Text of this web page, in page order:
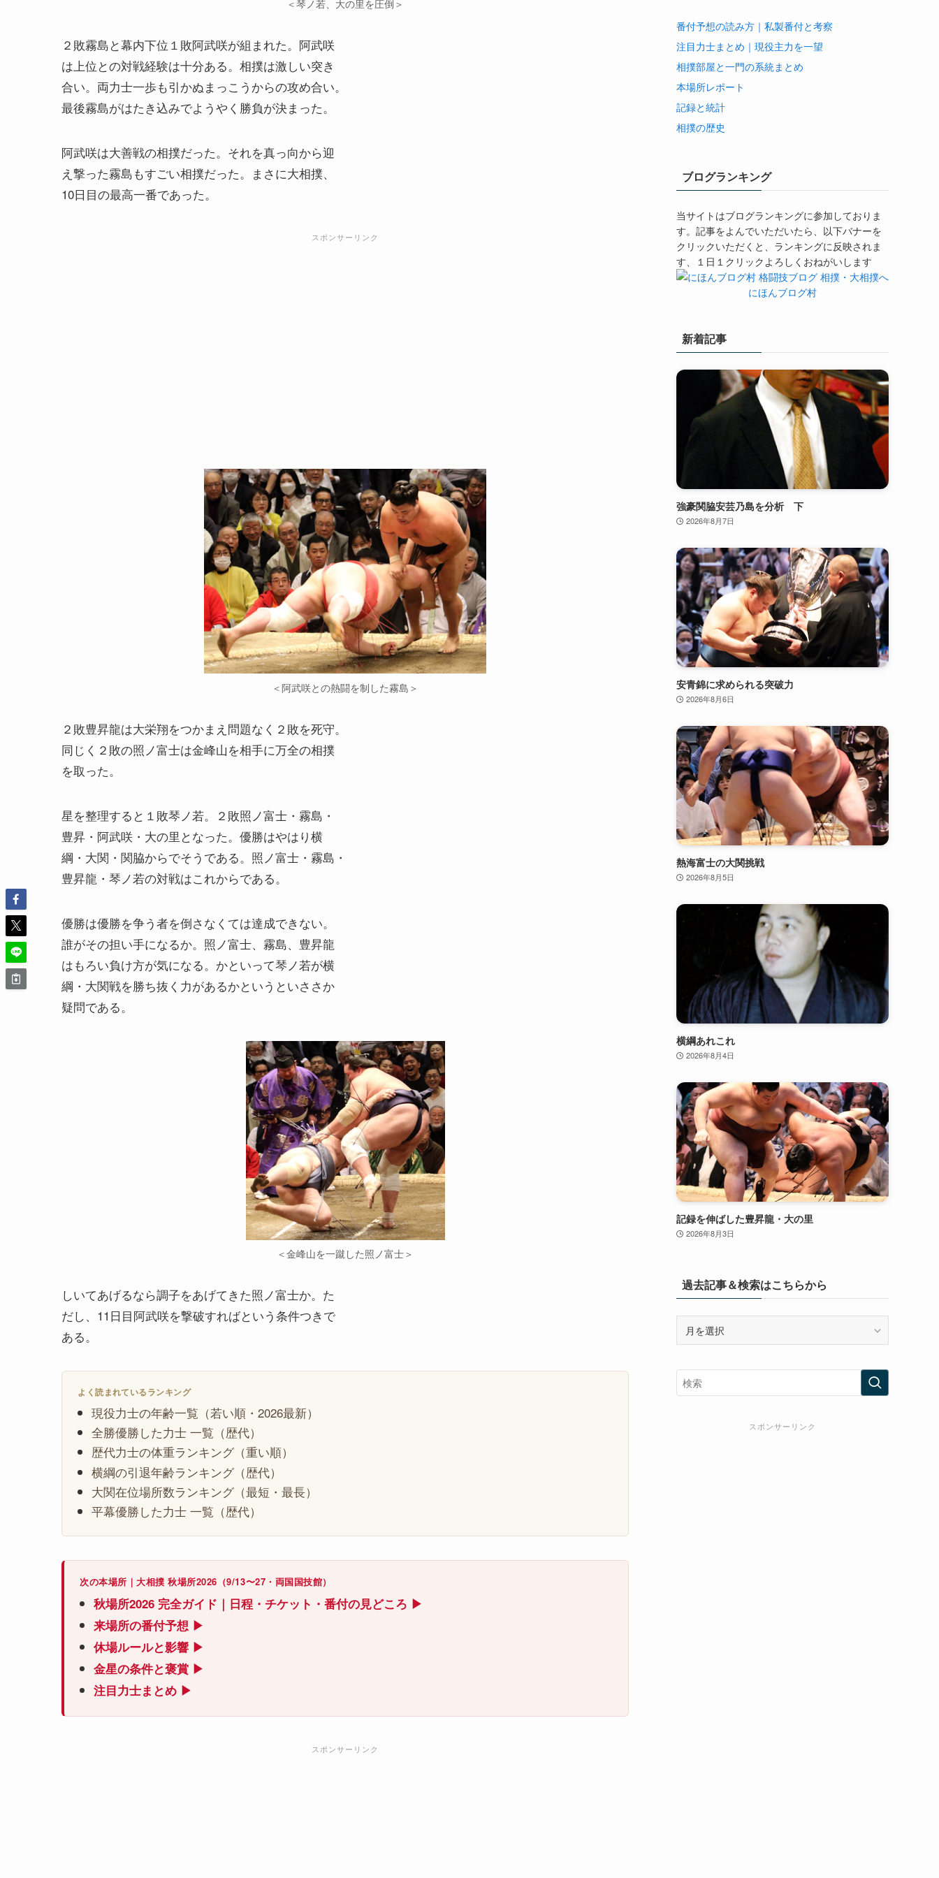
＜琴ノ若、大の里を圧倒＞
２敗霧島と幕内下位１敗阿武咲が組まれた。阿武咲
は上位との対戦経験は十分ある。相撲は激しい突き
合い。両力士一歩も引かぬまっこうからの攻め合い。
最後霧島がはたき込みでようやく勝負が決まった。
阿武咲は大善戦の相撲だった。それを真っ向から迎
え撃った霧島もすごい相撲だった。まさに大相撲、
10日目の最高一番であった。
スポンサーリンク
＜阿武咲との熱闘を制した霧島＞
２敗豊昇龍は大栄翔をつかまえ問題なく２敗を死守。
同じく２敗の照ノ富士は金峰山を相手に万全の相撲
を取った。
星を整理すると１敗琴ノ若。２敗照ノ富士・霧島・
豊昇・阿武咲・大の里となった。優勝はやはり横
綱・大関・関脇からでそうである。照ノ富士・霧島・
豊昇龍・琴ノ若の対戦はこれからである。
優勝は優勝を争う者を倒さなくては達成できない。
誰がその担い手になるか。照ノ富士、霧島、豊昇龍
はもろい負け方が気になる。かといって琴ノ若が横
綱・大関戦を勝ち抜く力があるかというといささか
疑問である。
＜金峰山を一蹴した照ノ富士＞
しいてあげるなら調子をあげてきた照ノ富士か。た
だし、11日目阿武咲を撃破すればという条件つきで
ある。
よく読まれているランキング
現役力士の年齢一覧（若い順・2026最新）
全勝優勝した力士 一覧（歴代）
歴代力士の体重ランキング（重い順）
横綱の引退年齢ランキング（歴代）
大関在位場所数ランキング（最短・最長）
平幕優勝した力士 一覧（歴代）
次の本場所｜大相撲 秋場所2026（9/13〜27・両国国技館）
秋場所2026 完全ガイド｜日程・チケット・番付の見どころ ▶
来場所の番付予想 ▶
休場ルールと影響 ▶
金星の条件と褒賞 ▶
注目力士まとめ ▶
スポンサーリンク
番付予想の読み方｜私製番付と考察
注目力士まとめ｜現役主力を一望
相撲部屋と一門の系統まとめ
本場所レポート
記録と統計
相撲の歴史
ブログランキング
当サイトはブログランキングに参加しておりま
す。記事をよんでいただいたら、以下バナーを
クリックいただくと、ランキングに反映されま
す、１日１クリックよろしくおねがいします
にほんブログ村
新着記事
強豪関脇安芸乃島を分析 下
2026年8月7日
安青錦に求められる突破力
2026年8月6日
熱海富士の大関挑戦
2026年8月5日
横綱あれこれ
2026年8月4日
記録を伸ばした豊昇龍・大の里
2026年8月3日
過去記事＆検索はこちらから
事
＆
検
スポンサーリンク